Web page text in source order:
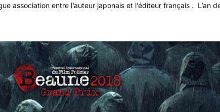
association entre l’auteur japonais et l’éditeur français . L’an